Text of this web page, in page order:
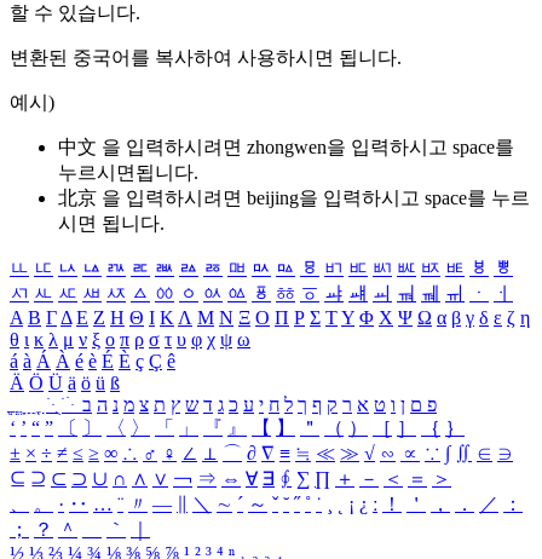
할 수 있습니다.
변환된 중국어를 복사하여 사용하시면 됩니다.
예시)
中文 을 입력하시려면 zhongwen을 입력하시고 space를
누르시면됩니다.
北京 을 입력하시려면 beijing을 입력하시고 space를 누르
시면 됩니다.
ㅥ ㅦ ㅧ ㅨ ㅩ ㅪ ㅫ ㅬ ㅭ ㅮ ㅯ ㅰ ㅱ ㅲ ㅳ ㅴ ㅵ ㅶ ㅷ ㅸ
ㅹ
ㅺ ㅻ ㅼ ㅽ ㅾ ㅿ ㆀ ㆁ ㆂ ㆃ ㆄ ㆅ ㆆ ㆇ ㆈ ㆉ ㆊ ㆋ ㆌ ㆍ
ㆎ
Α Β ΓΔ Ε Ζ Η Θ Ι ΚΛ Μ Ν Ξ Ο Π Ρ Σ ΤΥ Φ Χ Ψ Ω α β γ δ ε ζ η
θ ι κ λ μ ν ξ ο π ρ σ τ υ φ χ ψ ω
á à Á À é è É È ç Ç ê
Ä Ö Ü ä ö ü ß
ִֶֹ ֻּ ׁׂ פ ם ן ו ט א ר ק ף ך ל ח י ע כ ג ד ש ץ ת צ מ נ ה ב
‘ ’ “ ” 〔 〕 〈 〉 「 」 『 』 【 】 ＂ （ ） ［ ］ ｛ ｝
± × ÷ ≠ ≤ ≥ ∞ ∴ ♂ ♀ ∠ ⊥ ⌒ ∂ ∇ ≡ ≒ ≪ ≫ √ ∽ ∝ ∵ ∫ ∬ ∈ ∋
⊆ ⊇ ⊂ ⊃ ∪ ∩ ∧ ∨ ￢ ⇒ ⇔ ∀ ∃ ∮ ∑ ∏ ＋ － ＜ ＝
＞
、
。 · ‥ … ¨ 〃 ― ＼ ∼ ´ ～ ˇ ˘ ˝ ˚ ˙ ¸ ¡ ¿ ː ！ ＇ ， ． ／
：
；
？ ＾ ｀
½ ⅓ ⅔ ¼ ¾ ⅛ ⅜ ⅝ ⅞ ¹ ² ³ ⁴ ⁿ ₁ ₂ ₃ ₄